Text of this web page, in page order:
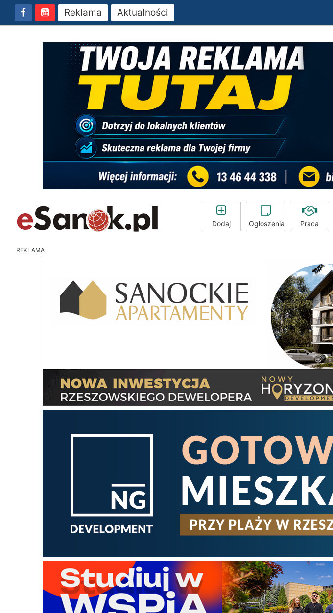
Reklama Aktualności
Dodaj Ogłoszenia Praca
REKLAMA